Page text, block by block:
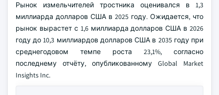
Рынок измельчителей тростника оценивался в 1,3
миллиарда долларов США в 2025 году. Ожидается, что
рынок вырастет с 1,6 миллиарда долларов США в 2026
году до 10,3 миллиардов долларов США в 2035 году при
среднегодовом темпе роста 23,1%, согласно
последнему отчёту, опубликованному Global Market
Insights Inc.